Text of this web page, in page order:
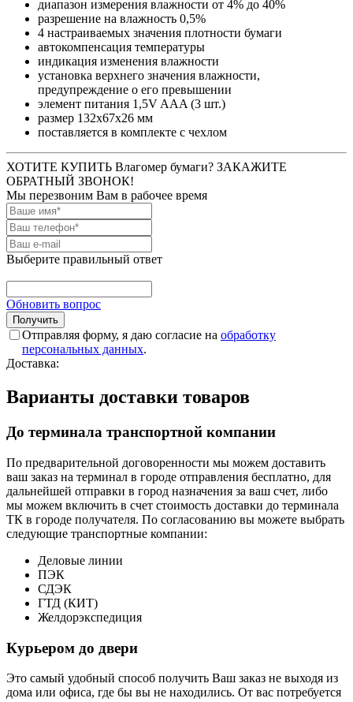
диапазон измерения влажности от 4% до 40%
разрешение на влажность 0,5%
4 настраиваемых значения плотности бумаги
автокомпенсация температуры
индикация изменения влажности
установка верхнего значения влажности,
предупреждение о его превышении
элемент питания 1,5V AAA (3 шт.)
размер 132x67x26 мм
поставляется в комплекте с чехлом
ХОТИТЕ КУПИТЬ Влагомер бумаги? ЗАКАЖИТЕ
ОБРАТНЫЙ ЗВОНОК!
Мы перезвоним Вам в рабочее время
Выберите правильный ответ
Обновить вопрос
Отправляя форму, я даю согласие на обработку
персональных данных.
Доставка:
Варианты доставки товаров
До терминала транспортной компании
По предварительной договоренности мы можем доставить
ваш заказ на терминал в городе отправления бесплатно, для
дальнейшей отправки в город назначения за ваш счет, либо
мы можем включить в счет стоимость доставки до терминала
ТК в городе получателя. По согласованию вы можете выбрать
следующие транспортные компании:
Деловые линии
ПЭК
СДЭК
ГТД (КИТ)
Желдорэкспедиция
Курьером до двери
Это самый удобный способ получить Ваш заказ не выходя из
дома или офиса, где бы вы не находились. От вас потребуется